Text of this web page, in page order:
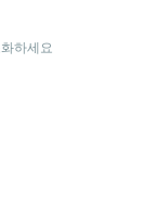
하세요